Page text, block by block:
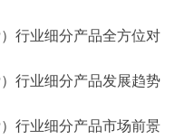
行业细分产品全方位对
行业细分产品发展趋势
行业细分产品市场前景